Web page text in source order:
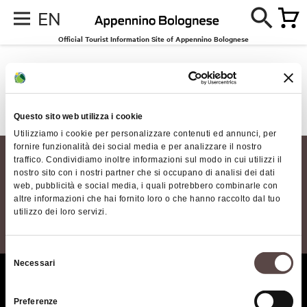
Questo sito web utilizza i cookie
Utilizziamo i cookie per personalizzare contenuti ed annunci, per
fornire funzionalità dei social media e per analizzare il nostro
traffico. Condividiamo inoltre informazioni sul modo in cui utilizzi il
nostro sito con i nostri partner che si occupano di analisi dei dati
web, pubblicità e social media, i quali potrebbero combinarle con
altre informazioni che hai fornito loro o che hanno raccolto dal tuo
utilizzo dei loro servizi.
Selezione
delNecessari
Preferenze
EN
Official Tourist Information Site of Appennino Bolognese
Events
No results for the request made
Where we are
Appennino Bolognese area